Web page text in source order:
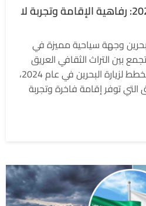
أفضل فنادق البحرين 2024: رفاهية الإقامة وتجربة لا
وجهة سياحية مميزة في
بين التراث الثقافي العريق
والمرافق الحديثة. إذا كنت تخطط لزيارة البحرين في عام 2024،
توفر إقامة فاخرة وتجربة